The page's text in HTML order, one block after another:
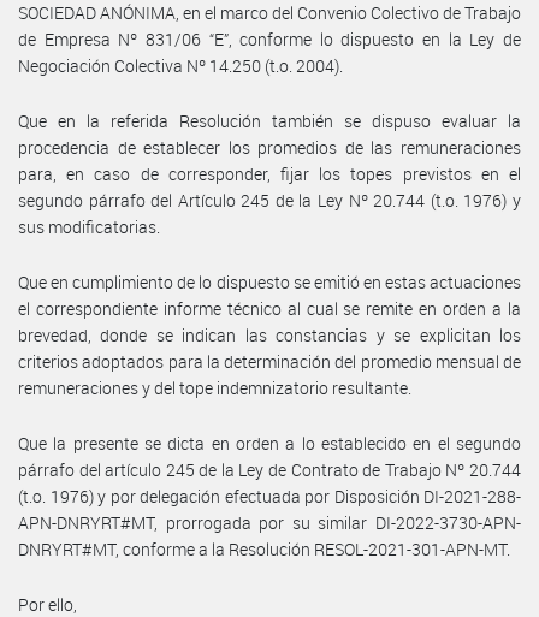
SOCIEDAD ANÓNIMA, en el marco del Convenio Colectivo de Trabajo
de Empresa Nº 831/06 “E”, conforme lo dispuesto en la Ley de
Negociación Colectiva Nº 14.250 (t.o. 2004).
Que en la referida Resolución también se dispuso evaluar la
procedencia de establecer los promedios de las remuneraciones
para, en caso de corresponder, fijar los topes previstos en el
segundo párrafo del Artículo 245 de la Ley Nº 20.744 (t.o. 1976) y
sus modificatorias.
Que en cumplimiento de lo dispuesto se emitió en estas actuaciones
el correspondiente informe técnico al cual se remite en orden a la
brevedad, donde se indican las constancias y se explicitan los
criterios adoptados para la determinación del promedio mensual de
remuneraciones y del tope indemnizatorio resultante.
Que la presente se dicta en orden a lo establecido en el segundo
párrafo del artículo 245 de la Ley de Contrato de Trabajo Nº 20.744
(t.o. 1976) y por delegación efectuada por Disposición DI-2021-288-
APN-DNRYRT#MT, prorrogada por su similar DI-2022-3730-APN-
DNRYRT#MT, conforme a la Resolución RESOL-2021-301-APN-MT.
Por ello,